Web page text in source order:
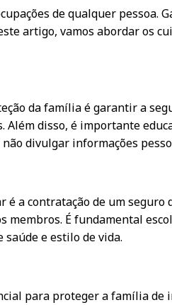
de qualquer
artigo, vamos abordar os
da família é garantir a
Além disso, é importante
divulgar informações
a contratação de um
membros. É fundamental
saúde e estilo de vida.
para proteger a família